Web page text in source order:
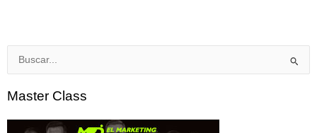
Buscar
Master Class